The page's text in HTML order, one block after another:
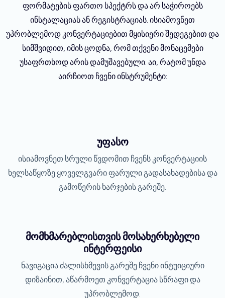
ფორმატების ფართო სპექტრს და არ საჭიროებს
ინსტალაციას ან რეგისტრაციას. ისიამოვნეთ
უპრობლემოდ კონვერტაციებით მყისიერი შედეგებით და
სიმშვიდით, იმის ცოდნა, რომ თქვენი მონაცემები
უსაფრთხოდ არის დამუშავებული. აი, რატომ უნდა
აირჩიოთ ჩვენი ინსტრუმენტი:
უფასო
ისიამოვნეთ სრული წვდომით ჩვენს კონვერტაციის
ხელსაწყოზე ყოველგვარი ფარული გადასახადებისა და
გამოწერის ხარჯების გარეშე.
მომხმარებლისთვის მოსახერხებელი
ინტერფეისი
ნავიგაცია ძალისხმევის გარეშე ჩვენი ინტუიციური
დიზაინით, აწარმოეთ კონვერტაცია სწრაფი და
უპრობლემოდ.